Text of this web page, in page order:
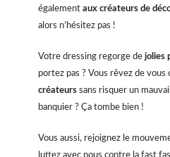
également aux créateurs de
alors n’hésitez pas !
Votre dressing regorge de jolies
portez pas ? Vous rêvez de vous
créateurs sans risquer un
banquier ? Ça tombe bien !
Vous aussi, rejoignez le